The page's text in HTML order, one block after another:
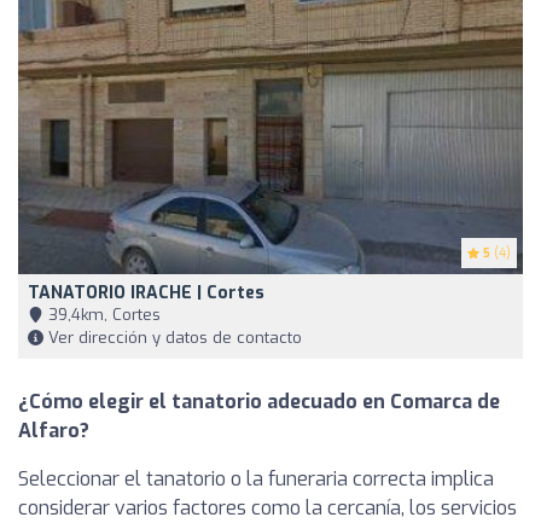
5 (4)
TANATORIO IRACHE | Cortes
39,4km, Cortes
Ver dirección y datos de contacto
¿Cómo elegir el tanatorio adecuado en Comarca de
Alfaro?
Seleccionar el tanatorio o la funeraria correcta implica
considerar varios factores como la cercanía, los servicios